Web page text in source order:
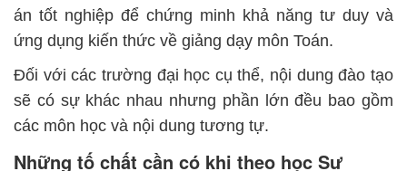
án tốt nghiệp để chứng minh khả năng tư duy và
ứng dụng kiến thức về giảng dạy môn Toán.
Đối với các trường đại học cụ thể, nội dung đào tạo
sẽ có sự khác nhau nhưng phần lớn đều bao gồm
các môn học và nội dung tương tự.
Những tố chất cần có khi theo học Sư